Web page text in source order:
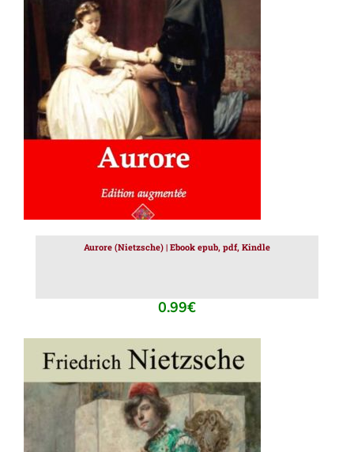
AJOUTER AU PANIER / DÉTAILS
Aurore (Nietzsche) | Ebook epub, pdf, Kindle
0.99€